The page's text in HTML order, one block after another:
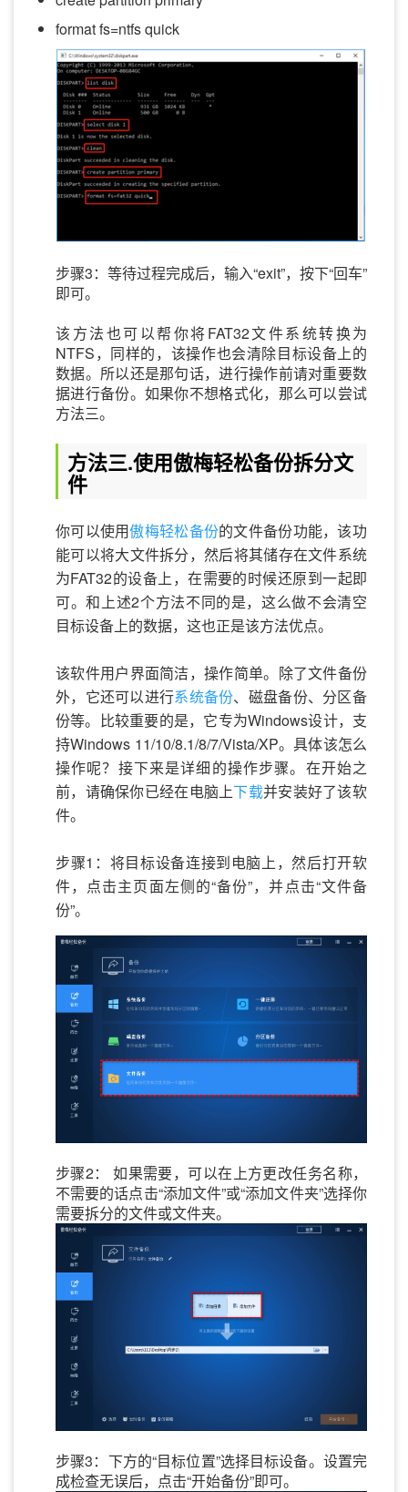
format fs=ntfs quick
步骤3：等待过程完成后，输入“exit”，按下“回车”
即可。
该方法也可以帮你将FAT32文件系统转换为
NTFS，同样的，该操作也会清除目标设备上的
数据。所以还是那句话，进行操作前请对重要数
据进行备份。如果你不想格式化，那么可以尝试
方法三。
方法三.使用傲梅轻松备份拆分文
件
你可以使用傲梅轻松备份的文件备份功能，该功
能可以将大文件拆分，然后将其储存在文件系统
为FAT32的设备上，在需要的时候还原到一起即
可。和上述2个方法不同的是，这么做不会清空
目标设备上的数据，这也正是该方法优点。
该软件用户界面简洁，操作简单。除了文件备份
外，它还可以进行系统备份、磁盘备份、分区备
份等。比较重要的是，它专为Windows设计，支
持Windows 11/10/8.1/8/7/Vista/XP。具体该怎么
操作呢？接下来是详细的操作步骤。在开始之
前，请确保你已经在电脑上下载并安装好了该软
件。
步骤1：将目标设备连接到电脑上，然后打开软
件，点击主页面左侧的“备份”，并点击“文件备
份”。
步骤2： 如果需要，可以在上方更改任务名称，
不需要的话点击“添加文件”或“添加文件夹”选择你
需要拆分的文件或文件夹。
步骤3：下方的“目标位置”选择目标设备。设置完
成检查无误后，点击“开始备份”即可。